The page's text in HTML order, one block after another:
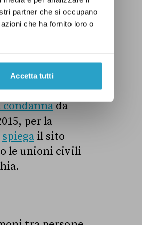
partner che si occupano
che ha fornito loro o
Accetta tutti
stepchild
ha
e
condannada
per la
spiegail sito
le unioni civili